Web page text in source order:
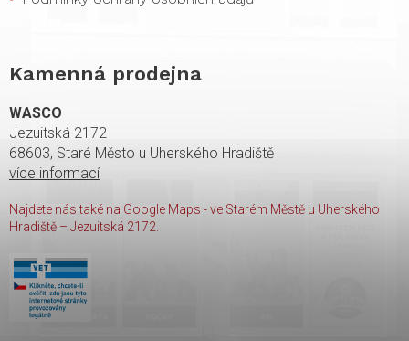
Kamenná prodejna
WASCO
Jezuitská 2172
68603, Staré Město u Uherského Hradiště
více informací
Najdete nás také na Google Maps - ve Starém Městě u Uherského
Hradiště – Jezuitská 2172.